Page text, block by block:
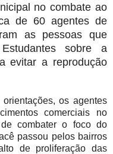
no combate ao
de 60 agentes de
as pessoas que
sobre a
evitar a reprodução
os agentes
comerciais no
combater o foco do
passou pelos bairros
de proliferação das